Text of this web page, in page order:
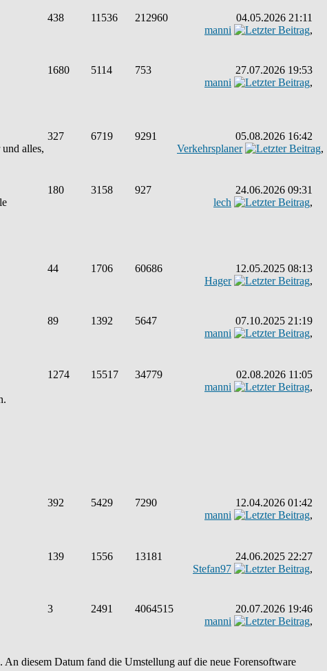
438 11536 212960
04.05.2026 21:11
manni
,
1680 5114 753
27.07.2026 19:53
manni
,
alles,
327 6719 9291
05.08.2026 16:42
Verkehrsplaner
,
180 3158 927
24.06.2026 09:31
lech
,
44 1706 60686
12.05.2025 08:13
Hager
,
89 1392 5647
07.10.2025 21:19
manni
,
1274 15517 34779
02.08.2026 11:05
manni
,
392 5429 7290
12.04.2026 01:42
manni
,
139 1556 13181
24.06.2025 22:27
Stefan97
,
3 2491 4064515
20.07.2026 19:46
manni
,
diesem Datum fand die Umstellung auf die neue Forensoftware